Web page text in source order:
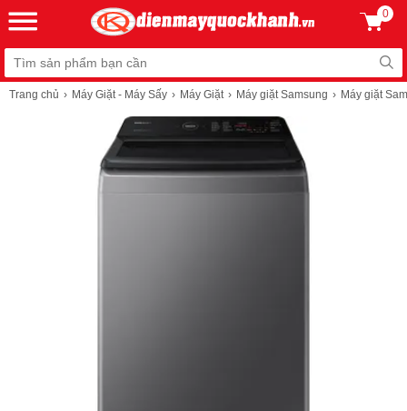
0
Trang chủ Máy Giặt - Máy Sấy Máy Giặt Máy giặt Samsung Máy giặt